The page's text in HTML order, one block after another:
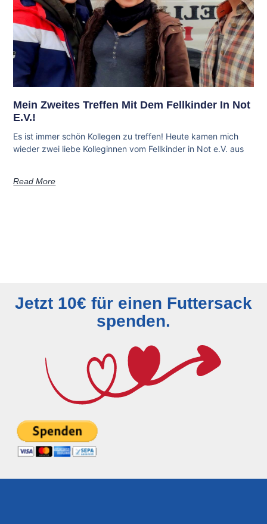
Mein Zweites Treffen Mit Dem Fellkinder In Not
E.V.!
Es ist immer schön Kollegen zu treffen! Heute kamen mich
wieder zwei liebe Kolleginnen vom Fellkinder in Not e.V. aus
Read More
Jetzt 10€ für einen Futtersack
spenden.